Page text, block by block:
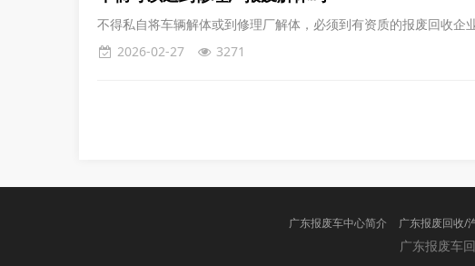
不得私自将车辆解体或到修理厂解体，必须到有资质的报废回收
2026-02-27
3271
广东报废车中心简介 广东报废回收/
广东报废车